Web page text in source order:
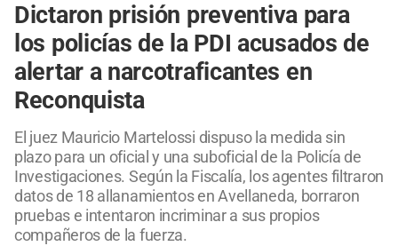
Dictaron prisión preventiva para
los policías de la PDI acusados de
alertar a narcotraficantes en
Reconquista
El juez Mauricio Martelossi dispuso la medida sin
plazo para un oficial y una suboficial de la Policía de
Investigaciones. Según la Fiscalía, los agentes filtraron
datos de 18 allanamientos en Avellaneda, borraron
pruebas e intentaron incriminar a sus propios
compañeros de la fuerza.